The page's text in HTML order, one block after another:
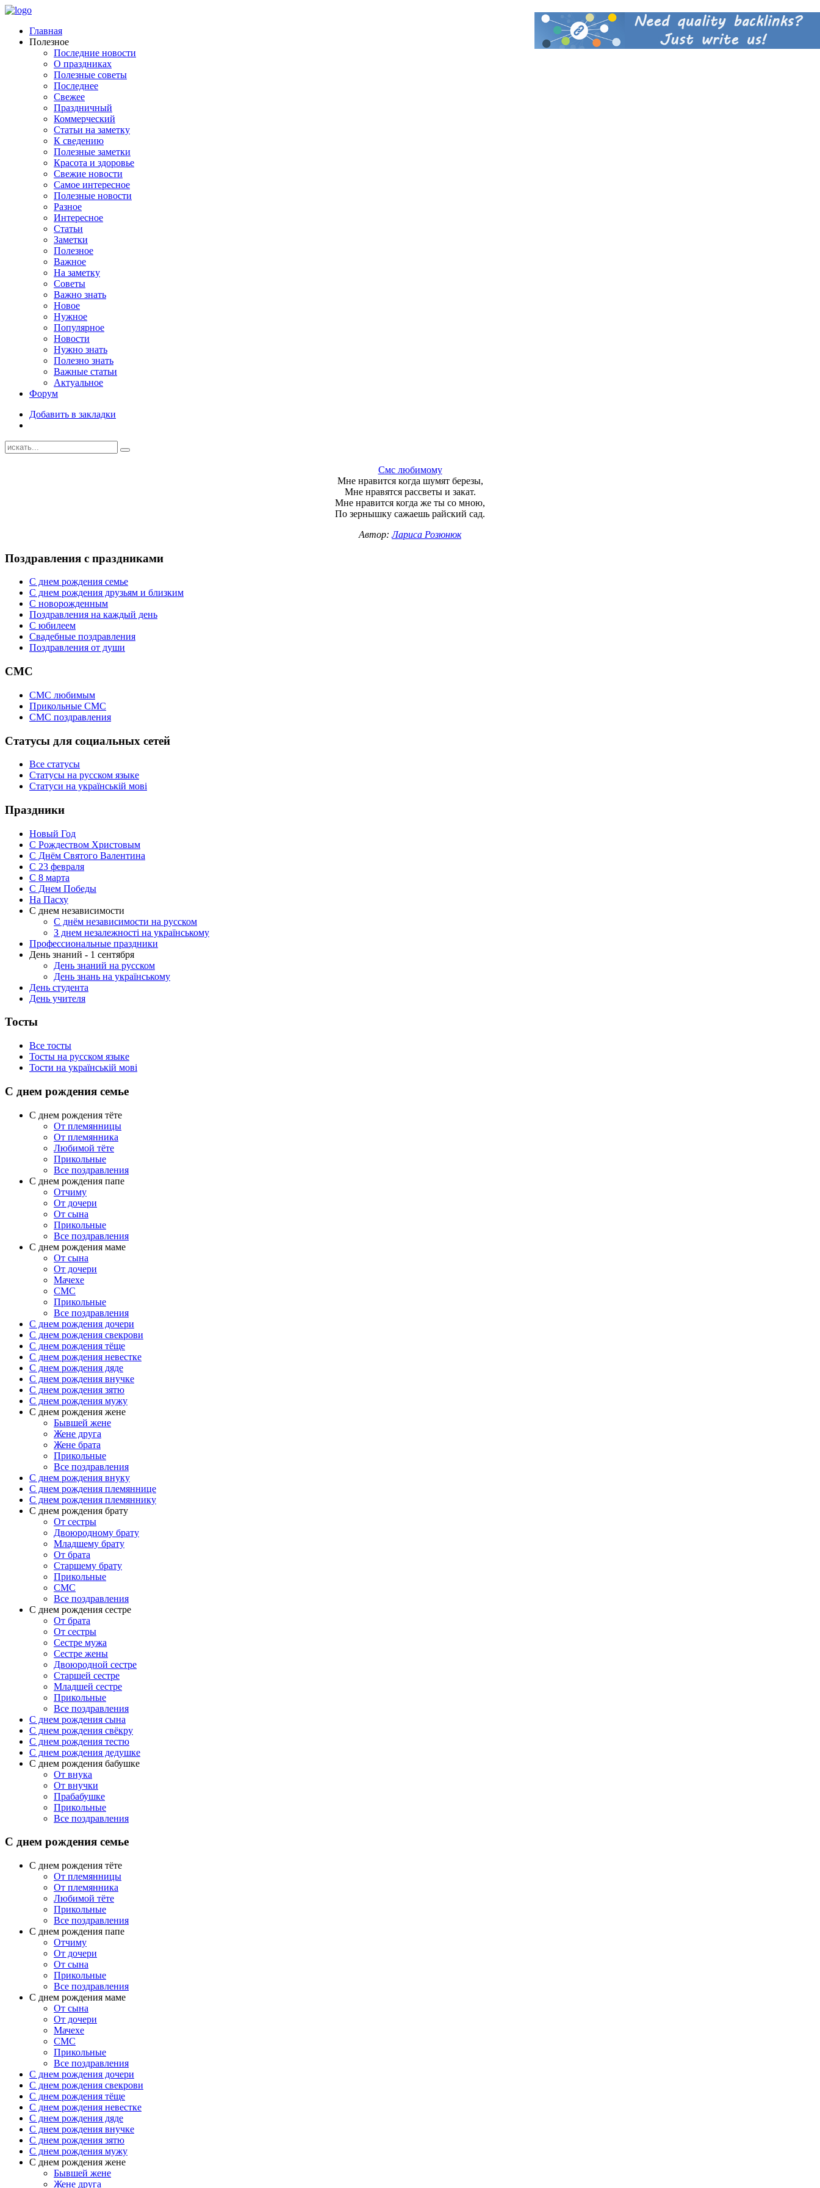
Главная
Полезное
Последние новости
О праздниках
Полезные советы
Последнее
Свежее
Праздничный
Коммерческий
Статьи на заметку
К сведению
Полезные заметки
Красота и здоровье
Свежие новости
Самое интересное
Полезные новости
Разное
Интересное
Статьи
Заметки
Полезное
Важное
На заметку
Советы
Важно знать
Новое
Нужное
Популярное
Новости
Нужно знать
Полезно знать
Важные статьи
Актуальное
Форум
Добавить в закладки
Смс любимому
Мне нравится когда шумят березы,
Мне нравятся рассветы и закат.
Мне нравится когда же ты со мною,
По зернышку сажаешь райский сад.
Автор:Лариса Розюнюк
Поздравления с праздниками
С днем рождения семье
С днем рождения друзьям и близким
C новорожденным
Поздравления на каждый день
С юбилеем
Свадебные поздравления
Поздравления от души
СМС
СМС любимым
Прикольные СМС
СМС поздравления
Статусы для социальных сетей
Все статусы
Статусы на русском языке
Статуси на українській мові
Праздники
Новый Год
С Рождеством Христовым
С Днём Святого Валентина
С 23 февраля
C 8 марта
С Днем Победы
На Пасху
С днем независимости
С днём независимости на русском
З днем незалежності на українському
Профессиональные праздники
День знаний - 1 сентября
День знаний на русском
День знань на українському
День студента
День учителя
Тосты
Все тосты
Тосты на русском языке
Тости на українській мові
С днем рождения семье
С днем рождения тёте
От племянницы
От племянника
Любимой тёте
Прикольные
Все поздравления
C днем рождения папе
Отчиму
От дочери
От сына
Прикольные
Все поздравления
С днем рождения маме
От сына
От дочери
Мачехе
СМС
Прикольные
Все поздравления
C днем рождения дочери
C днем рождения свекрови
C днем рождения тёще
C днем рождения невестке
C днем рождения дяде
C днем рождения внучке
C днем рождения зятю
C днем рождения мужу
С днем рождения жене
Бывшей жене
Жене друга
Жене брата
Прикольные
Все поздравления
C днем рождения внуку
C днем рождения племяннице
C днем рождения племяннику
C днем рождения брату
От сестры
Двоюродному брату
Младшему брату
От брата
Старшему брату
Прикольные
СМС
Все поздравления
С днем рождения сестре
От брата
От сестры
Сестре мужа
Сестре жены
Двоюродной сестре
Старшей сестре
Младшей сестре
Прикольные
Все поздравления
C днем рождения сына
C днем рождения свёкру
C днем рождения тестю
С днем рождения дедушке
С днем рождения бабушке
От внука
От внучки
Прабабушке
Прикольные
Все поздравления
С днем рождения семье
С днем рождения тёте
От племянницы
От племянника
Любимой тёте
Прикольные
Все поздравления
C днем рождения папе
Отчиму
От дочери
От сына
Прикольные
Все поздравления
С днем рождения маме
От сына
От дочери
Мачехе
СМС
Прикольные
Все поздравления
C днем рождения дочери
C днем рождения свекрови
C днем рождения тёще
C днем рождения невестке
C днем рождения дяде
C днем рождения внучке
C днем рождения зятю
C днем рождения мужу
С днем рождения жене
Бывшей жене
Жене друга